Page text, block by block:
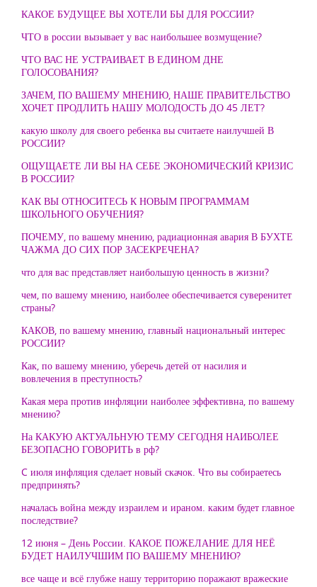
КАКОЕ БУДУЩЕЕ ВЫ ХОТЕЛИ БЫ ДЛЯ РОССИИ?
ЧТО в россии вызывает у вас наибольшее возмущение?
ЧТО ВАС НЕ УСТРАИВАЕТ В ЕДИНОМ ДНЕ
ГОЛОСОВАНИЯ?
ЗАЧЕМ, ПО ВАШЕМУ МНЕНИЮ, НАШЕ ПРАВИТЕЛЬСТВО
ХОЧЕТ ПРОДЛИТЬ НАШУ МОЛОДОСТЬ ДО 45 ЛЕТ?
какую школу для своего ребенка вы считаете наилучшей В
РОССИИ?
ОЩУЩАЕТЕ ЛИ ВЫ НА СЕБЕ ЭКОНОМИЧЕСКИЙ КРИЗИС
В РОССИИ?
КАК ВЫ ОТНОСИТЕСЬ К НОВЫМ ПРОГРАММАМ
ШКОЛЬНОГО ОБУЧЕНИЯ?
ПОЧЕМУ, по вашему мнению, радиационная авария В БУХТЕ
ЧАЖМА ДО СИХ ПОР ЗАСЕКРЕЧЕНА?
что для вас представляет наибольшую ценность в жизни?
чем, по вашему мнению, наиболее обеспечивается суверенитет
страны?
КАКОВ, по вашему мнению, главный национальный интерес
РОССИИ?
Как, по вашему мнению, уберечь детей от насилия и
вовлечения в преступность?
Какая мера против инфляции наиболее эффективна, по вашему
мнению?
На КАКУЮ АКТУАЛЬНУЮ ТЕМУ СЕГОДНЯ НАИБОЛЕЕ
БЕЗОПАСНО ГОВОРИТЬ в рф?
C июля инфляция сделает новый скачок. Что вы собираетесь
предпринять?
началась война между израилем и ираном. каким будет главное
последствие?
12 июня – День России. КАКОЕ ПОЖЕЛАНИЕ ДЛЯ НЕЁ
БУДЕТ НАИЛУЧШИМ ПО ВАШЕМУ МНЕНИЮ?
все чаще и всё глубже нашу территорию поражают вражеские